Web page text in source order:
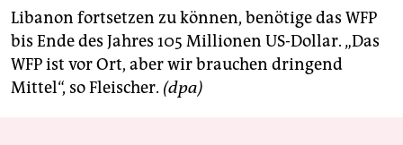
Libanon fortsetzen zu können, benötige das WFP
bis Ende des Jahres 105 Millionen US-Dollar. „Das
WFP ist vor Ort, aber wir brauchen dringend
Mittel“, so Fleischer. (dpa)